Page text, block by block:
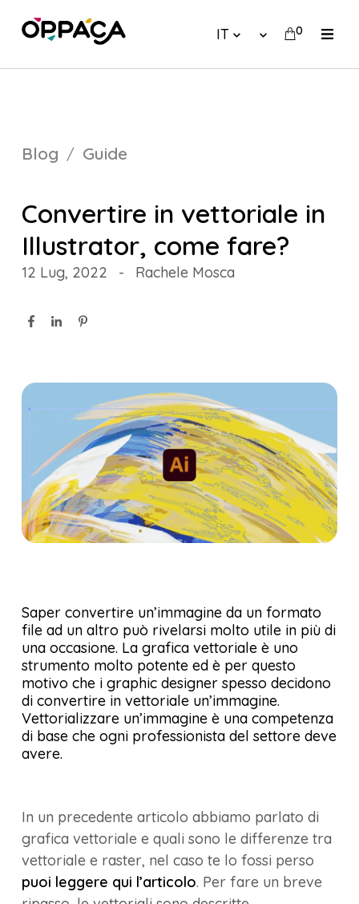
IT 0
Blog Guide
Convertire in vettoriale in
Illustrator, come fare?
12 Lug, 2022 - Rachele Mosca
Saper convertire un’immagine da un formato
file ad un altro può rivelarsi molto utile in più di
una occasione. La grafica vettoriale è uno
strumento molto potente ed è per questo
motivo che i graphic designer spesso decidono
di convertire in vettoriale un’immagine.
Vettorializzare un’immagine è una competenza
di base che ogni professionista del settore deve
avere.
In un precedente articolo abbiamo parlato di
grafica vettoriale e quali sono le differenze tra
vettoriale e raster, nel caso te lo fossi perso
puoi leggere qui l’articolo. Per fare un breve